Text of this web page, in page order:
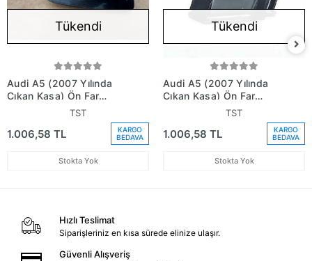
Tükendi
Audi A5 (2007 Yılında
Çıkan Kasa) Ön Far
Yıkama Kapağı Sağ
(Oem No: 8T0955636)
TST
1.006,58 TL
KARGO
BEDAVA
Stokta Yok
Tükendi
Audi A5 (2007 Yılında
Çıkan Kasa) Ön Far
Yıkama Kapağı Sol (Oem
TST
1.006,58 TL
KARGO
BEDAVA
Stokta Yok
Hızlı Teslimat
Siparişleriniz en kısa sürede elinize ulaşır.
Güvenli Alışveriş